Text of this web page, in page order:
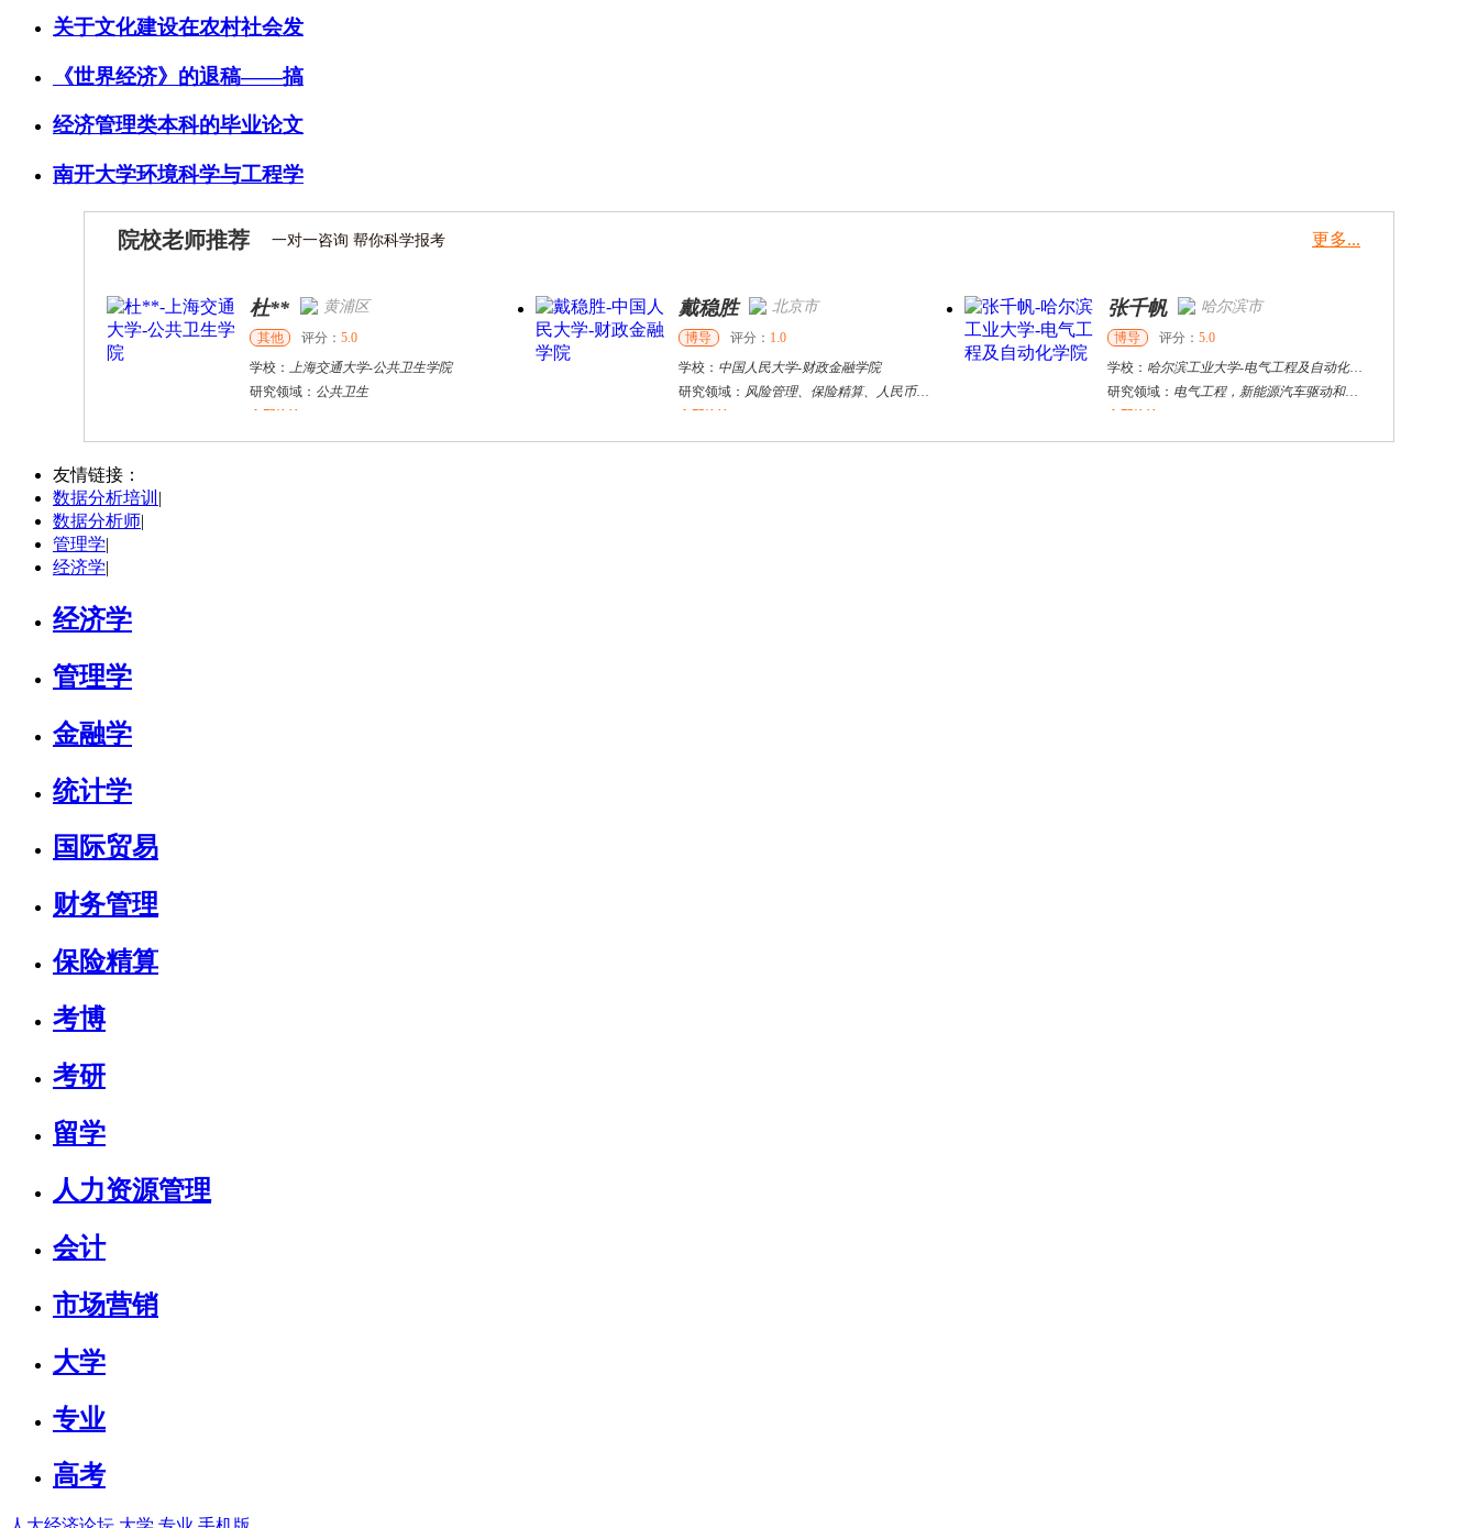
关于文化建设在农村社会发
《世界经济》的退稿——搞
经济管理类本科的毕业论文
南开大学环境科学与工程学
院校老师推荐 一对一咨询 帮你科学报考 更多...
杜** 黄浦区
其他 评分： 5.0
学校： 上海交通大学-公共卫生学院
研究领域： 公共卫生
戴稳胜 北京市
博导 评分： 1.0
学校： 中国人民大学-财政金融学院
研究领域： 风险管理、保险精算、人民币国际化
张千帆 哈尔滨市
博导 评分： 5.0
学校： 哈尔滨工业大学-电气工程及自动化学院
研究领域： 电气工程，新能源汽车驱动和充电
万志宏 天津市 陈传红 武汉市 何姗 杭州市
友情链接：
数据分析培训 |
数据分析师|
管理学|
经济学|
经济学
管理学
金融学
统计学
国际贸易
财务管理
保险精算
考博
考研
留学
人力资源管理
会计
市场营销
大学
专业
高考